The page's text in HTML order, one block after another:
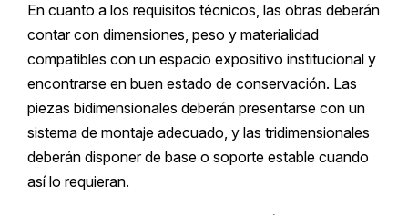
En cuanto a los requisitos técnicos, las obras deberán
contar con dimensiones, peso y materialidad
compatibles con un espacio expositivo institucional y
encontrarse en buen estado de conservación. Las
piezas bidimensionales deberán presentarse con un
sistema de montaje adecuado, y las tridimensionales
deberán disponer de base o soporte estable cuando
así lo requieran.